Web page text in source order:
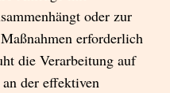
oder zur
erforderlich
die Verarbeitung auf
der effektiven